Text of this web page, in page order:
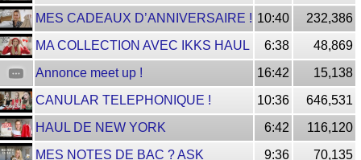
MES CADEAUX D’ANNIVERSAIRE ! 10:40
232,386
MA COLLECTION AVEC IKKS HAUL
6:38
48,869
Annonce meet up !
16:42
15,138
CANULAR TELEPHONIQUE !
10:36
646,531
HAUL DE NEW YORK
6:42
116,120
MES NOTES DE BAC ? ASK
9:36
70,135